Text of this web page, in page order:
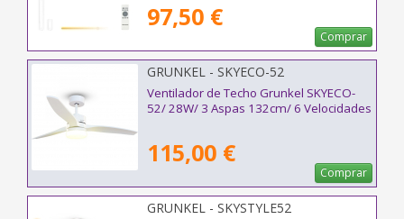
97,50 €
Comprar
GRUNKEL - SKYECO-52
Ventilador de Techo Grunkel SKYECO-
52/ 28W/ 3 Aspas 132cm/ 6 Velocidades
115,00 €
Comprar
GRUNKEL - SKYSTYLE52